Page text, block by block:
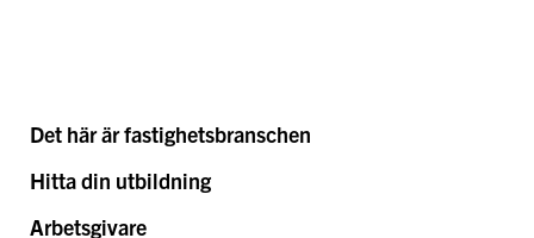
Det här är fastighetsbranschen
Hitta din utbildning
Arbetsgivare